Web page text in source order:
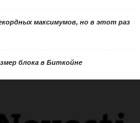
максимумов, но в этот раз
блока в Биткойне